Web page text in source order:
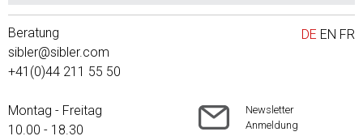
DE EN FR
Beratung
sibler@sibler.com
+41(0)44 211 55 50
Montag - Freitag
10.00 - 18.30
Newsletter
Anmeldung